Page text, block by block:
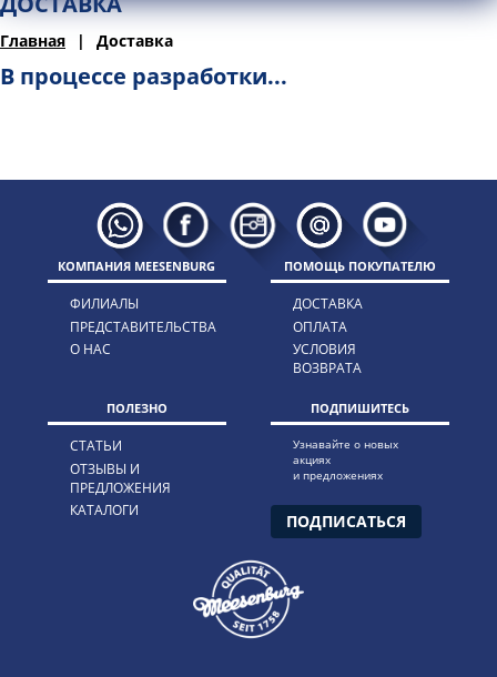
Главная Доставка
В процессе разработки...
КОМПАНИЯ MEESENBURG
ФИЛИАЛЫ
ПРЕДСТАВИТЕЛЬСТВА
О НАС
ПОМОЩЬ ПОКУПАТЕЛЮ
ДОСТАВКА
ОПЛАТА
УСЛОВИЯ
ВОЗВРАТА
ПОЛЕЗНО
СТАТЬИ
ОТЗЫВЫ И
ПРЕДЛОЖЕНИЯ
КАТАЛОГИ
ПОДПИШИТЕСЬ
Узнавайте о новых
акциях
и предложениях
ПОДПИСАТЬСЯ